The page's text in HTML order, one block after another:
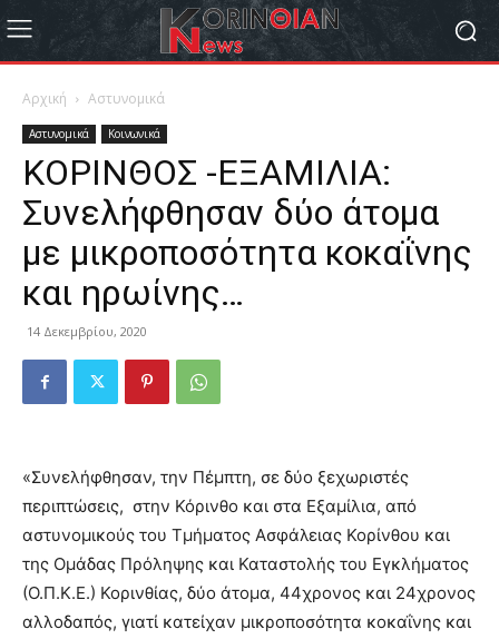
Αρχική Αστυνομικά
Αστυνομικά Κοινωνικά
ΚΟΡΙΝΘΟΣ -ΕΞΑΜΙΛΙΑ:
Συνελήφθησαν δύο άτομα
με μικροποσότητα κοκαΐνης
και ηρωίνης…
14 Δεκεμβρίου, 2020
«Συνελήφθησαν, την Πέμπτη, σε δύο ξεχωριστές
περιπτώσεις, στην Κόρινθο και στα Εξαμίλια, από
αστυνομικούς του Τμήματος Ασφάλειας Κορίνθου και
της Ομάδας Πρόληψης και Καταστολής του Εγκλήματος
(Ο.Π.Κ.Ε.) Κορινθίας, δύο άτομα, 44χρονος και 24χρονος
αλλοδαπός, γιατί κατείχαν μικροποσότητα κοκαΐνης και